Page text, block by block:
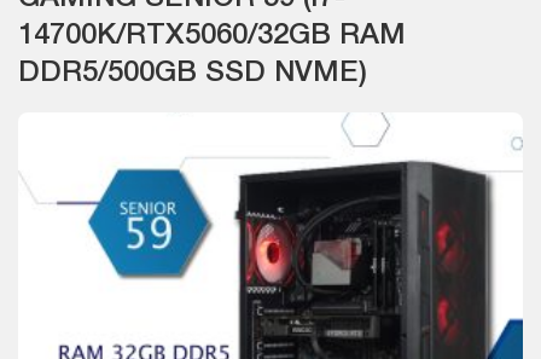
14700K/RTX5060/32GB RAM
DDR5/500GB SSD NVME)